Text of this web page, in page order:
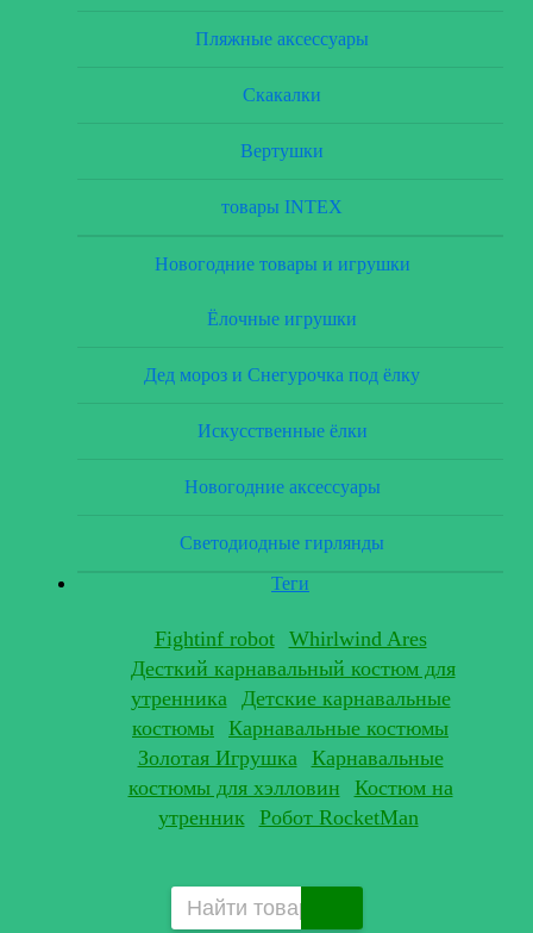
Пляжные аксессуары
Скакалки
Вертушки
товары INTEX
Новогодние товары и игрушки
Ёлочные игрушки
Дед мороз и Снегурочка под ёлку
Искусственные ёлки
Новогодние аксессуары
Светодиодные гирлянды
Теги
Fightinf robot
Whirlwind Ares
Десткий карнавальный костюм для
утренника
Детские карнавальные
костюмы Карнавальные костюмы
Золотая Игрушка
Карнавальные
костюмы для хэлловин
Костюм на
утренник
Робот RocketMan